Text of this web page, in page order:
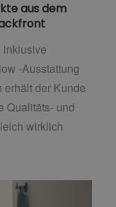
aus dem
inklusive
-Ausstattung
erhält der Kunde
Qualitäts- und
wirklich